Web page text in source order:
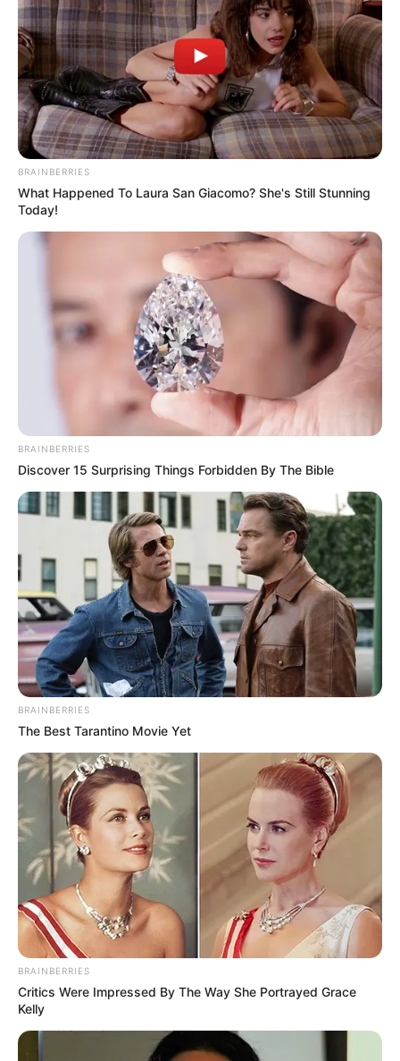
BRAINBERRIES
What Happened To Laura San Giacomo? She's Still Stunning
Today!
BRAINBERRIES
Discover 15 Surprising Things Forbidden By The Bible
BRAINBERRIES
The Best Tarantino Movie Yet
BRAINBERRIES
Critics Were Impressed By The Way She Portrayed Grace
Kelly